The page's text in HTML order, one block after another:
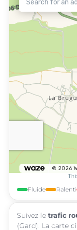
Fluide Ralenti
Suivez le trafic
(Gard). La carte